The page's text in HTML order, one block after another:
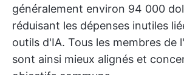
généralement environ 94 000
réduisant les dépenses inutiles
outils d'IA. Tous les membres de
sont ainsi mieux alignés et